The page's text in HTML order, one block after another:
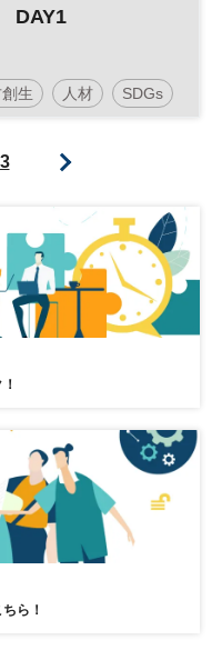
DAY1
生 人材 SDGs
3
ら！